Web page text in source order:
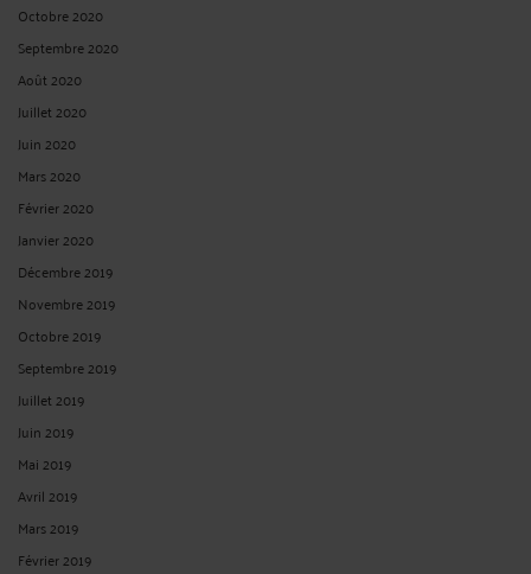
Octobre 2020
Septembre 2020
Août 2020
Juillet 2020
Juin 2020
Mars 2020
Février 2020
Janvier 2020
Décembre 2019
Novembre 2019
Octobre 2019
Septembre 2019
Juillet 2019
Juin 2019
Mai 2019
Avril 2019
Mars 2019
Février 2019